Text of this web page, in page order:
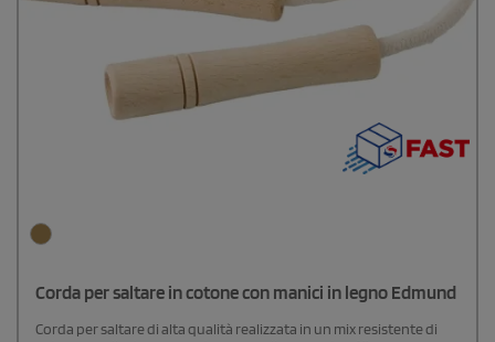
Corda per saltare in cotone con manici in legno Edmund
Corda per saltare di alta qualità realizzata in un mix resistente di